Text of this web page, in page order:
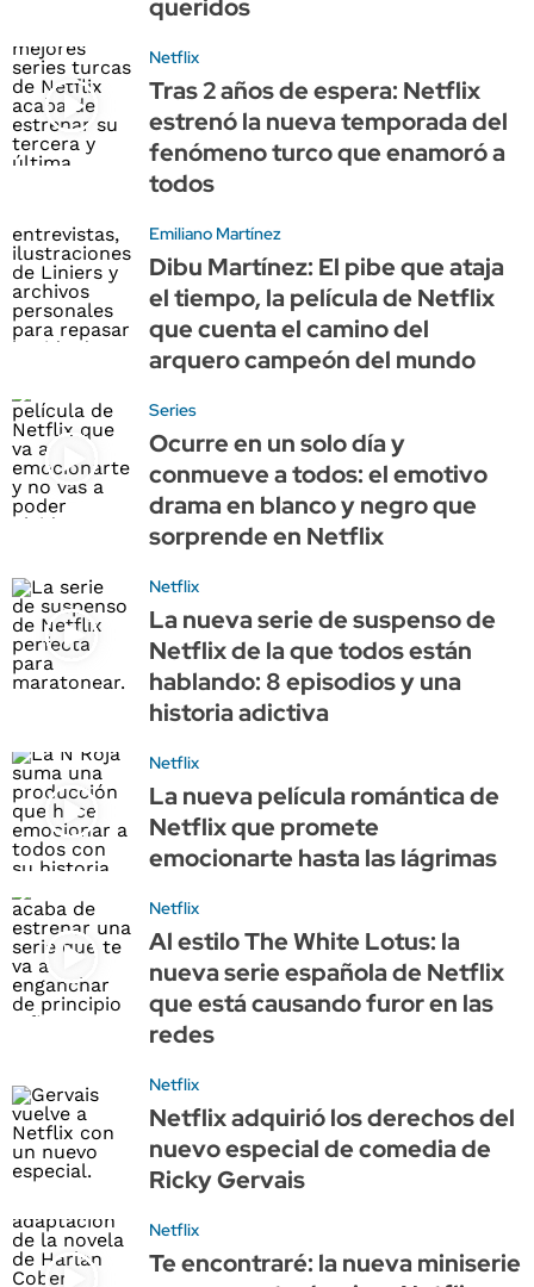
queridos
Netflix
Tras 2 años de espera: Netflix
estrenó la nueva temporada del
fenómeno turco que enamoró a
todos
Emiliano Martínez
Dibu Martínez: El pibe que ataja
el tiempo, la película de Netflix
que cuenta el camino del
arquero campeón del mundo
Series
Ocurre en un solo día y
conmueve a todos: el emotivo
drama en blanco y negro que
sorprende en Netflix
Netflix
La nueva serie de suspenso de
Netflix de la que todos están
hablando: 8 episodios y una
historia adictiva
Netflix
La nueva película romántica de
Netflix que promete
emocionarte hasta las lágrimas
Netflix
Al estilo The White Lotus: la
nueva serie española de Netflix
que está causando furor en las
redes
Netflix
Netflix adquirió los derechos del
nuevo especial de comedia de
Ricky Gervais
Netflix
Te encontraré: la nueva miniserie